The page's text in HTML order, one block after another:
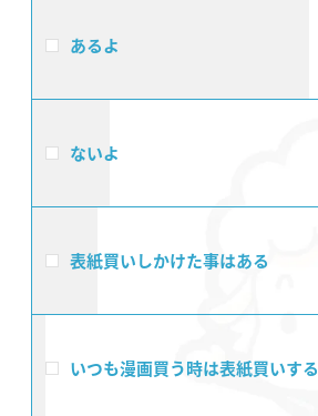
あるよ
ないよ
表紙買いしかけた事はある
いつも漫画買う時は表紙買いする